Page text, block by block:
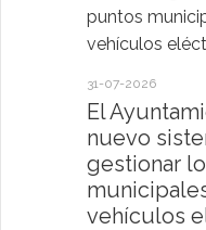
31-07-2026
El
nuevo
gestionar
vehículos